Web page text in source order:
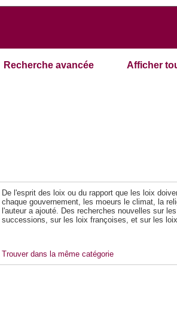
Recherche avancée Afficher
De l'esprit des loix ou du rapport que les loix
chaque gouvernement, les moeurs le climat, la
l'auteur a ajouté. Des recherches nouvelles sur
successions, sur les loix françoises, et sur les
Trouver dans la même catégorie